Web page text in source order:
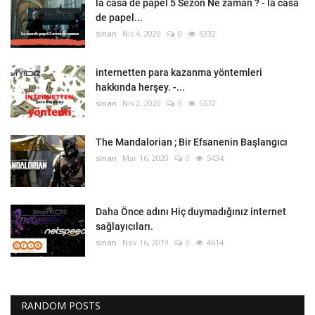
la casa de papel 5 Sezon Ne zaman ? - la casa
de papel...
sinan Nis 4, 2020 0 6332
internetten para kazanma yöntemleri
hakkında herşey. -...
sinan Nis 2, 2020 0 5572
The Mandalorian ; Bir Efsanenin Başlangıcı
sinan Mar 16, 2020 0 5434
Daha Önce adını Hiç duymadığınız internet
sağlayıcıları.
sinan Nov 16, 2019 0 4614
RANDOM POSTS